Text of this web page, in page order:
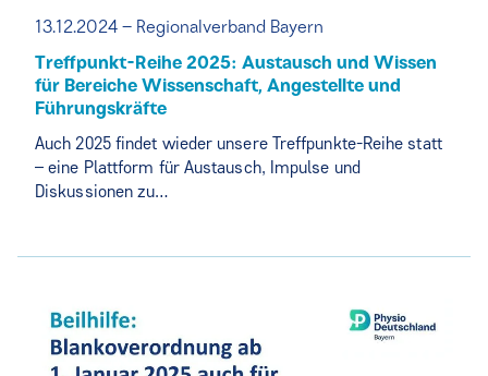
13.12.2024 – Regionalverband Bayern
Treffpunkt-Reihe 2025: Austausch und Wissen
für Bereiche Wissenschaft, Angestellte und
Führungskräfte
Auch 2025 findet wieder unsere Treffpunkte-Reihe statt
– eine Plattform für Austausch, Impulse und
Diskussionen zu…